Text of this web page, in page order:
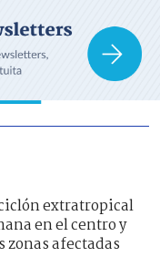
extratropical
en el centro y
zonas afectadas